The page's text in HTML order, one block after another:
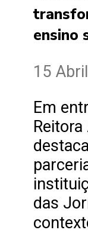
ensino
15
Em
das